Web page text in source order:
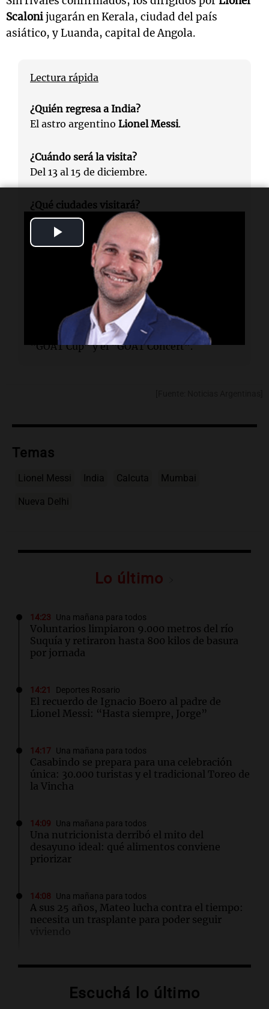
Play
Video
Scalonijugarán en Kerala, ciudad del país
asiático, y Luanda, capital de Angola.
Lectura rápida
¿Quién regresa a India?
El astro argentino Lionel Messi.
¿Cuándo será la visita?
Del 13 al 15 de diciembre.
¿Qué ciudades visitará?
Calcuta, Mumbai y Nueva Delhi.
¿Con quién se encontrará?
Se reunirá con el primer ministro de India,
Narendra Modi.
¿Qué actividades realizará?
Participará en eventos benéficos como el
“GOAT Cup” y el “GOAT Concert”.
Temas
Lionel Messi India Calcuta Mumbai
Nueva Delhi
Lo último
14:23 Una mañana para todos
Voluntarios limpiaron 9.000 metros del río
Suquía y retiraron hasta 800 kilos de basura
por jornada
14:21 Deportes Rosario
El recuerdo de Ignacio Boero al padre de
Lionel Messi: “Hasta siempre, Jorge”
14:17 Una mañana para todos
Casabindo se prepara para una celebración
única: 30.000 turistas y el tradicional Toreo de
la Vincha
14:09 Una mañana para todos
Una nutricionista derribó el mito del
desayuno ideal: qué alimentos conviene
priorizar
14:08 Una mañana para todos
A sus 25 años, Mateo lucha contra el tiempo:
necesita un trasplante para poder seguir
13:57 Una mañana para todos
heridos tras caer dos autos desde un puente
Escuchá lo último